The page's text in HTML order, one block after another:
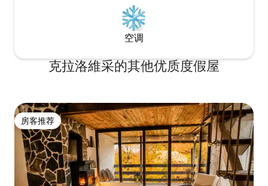
空调
克拉洛維采的其他优质度假屋
房客推荐
房客推荐